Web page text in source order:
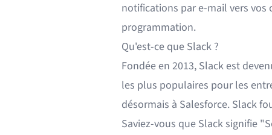
notifications par e-mail vers vos
programmation.
Qu'est-ce que Slack ?
Fondée en 2013, Slack est
les plus populaires pour les
désormais à Salesforce. Slack
Saviez-vous que Slack signifie